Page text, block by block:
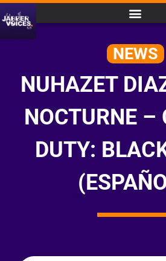
NEWS
NUHAZET
NOCTURNE –
DUTY: